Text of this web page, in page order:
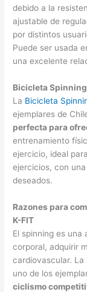
debido a la
ajustable de
por distintos
Puede ser usada
una excelente
Bicicleta
La Bicicleta
ejemplares de
perfecta para
entrenamiento
ejercicio, ideal
ejercicios, con
deseados.
Razones para
K-FIT
El spinning es
corporal, adquirir
cardiovascular. La
uno de los
ciclismo